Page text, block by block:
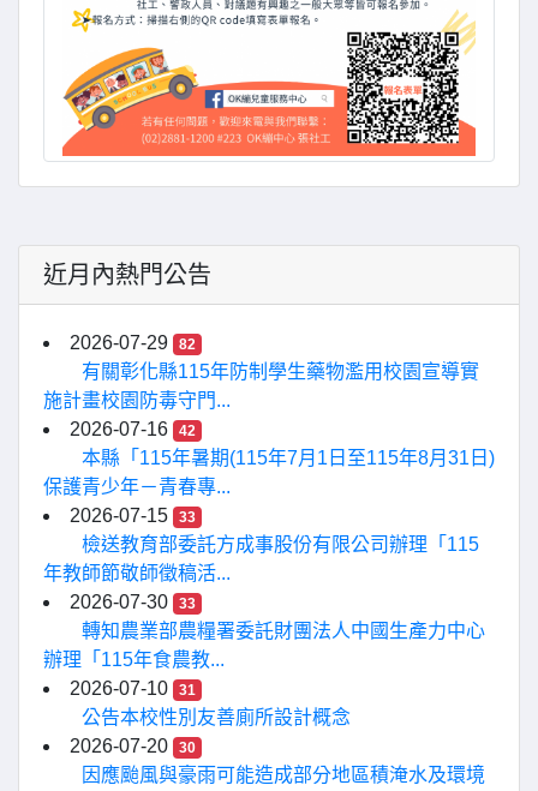
近月內熱門公告
2026-07-29 82
有關彰化縣115年防制學生藥物濫用校園宣導實
施計畫校園防毒守門...
2026-07-16
42
本縣「115年暑期(115年7月1日至115年8月31日)
保護青少年－青春專...
2026-07-15
33
檢送教育部委託方成事股份有限公司辦理「115
年教師節敬師徵稿活...
2026-07-30
33
轉知農業部農糧署委託財團法人中國生產力中心
辦理「115年食農教...
2026-07-10
31
公告本校性別友善廁所設計概念
2026-07-20
30
因應颱風與豪雨可能造成部分地區積淹水及環境